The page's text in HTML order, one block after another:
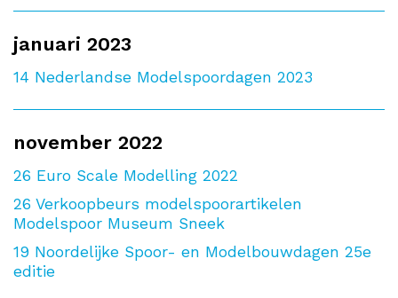
januari 2023
14 Nederlandse Modelspoordagen 2023
november 2022
26 Euro Scale Modelling 2022
26 Verkoopbeurs modelspoorartikelen
Modelspoor Museum Sneek
19 Noordelijke Spoor- en Modelbouwdagen 25e
editie